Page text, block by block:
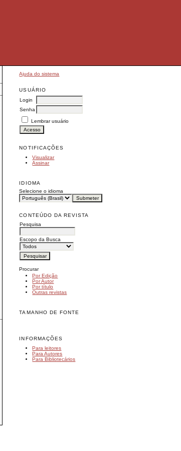
Ajuda do sistema
USUÁRIO
Login
Senha
Lembrar usuário
NOTIFICAÇÕES
Visualizar
Assinar
IDIOMA
Selecione o idioma
CONTEÚDO DA REVISTA
Pesquisa
Escopo da Busca
Procurar
Por Edição
Por Autor
Por título
Outras revistas
TAMANHO DE FONTE
INFORMAÇÕES
Para leitores
Para Autores
Para Bibliotecários